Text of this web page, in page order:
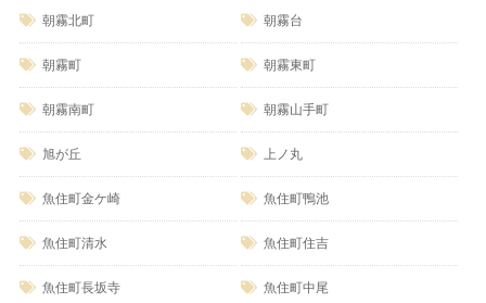
朝霧北町 朝霧台
朝霧町 朝霧東町
朝霧南町 朝霧山手町
旭が丘 上ノ丸
魚住町金ケ崎 魚住町鴨池
魚住町清水 魚住町住吉
魚住町長坂寺 魚住町中尾